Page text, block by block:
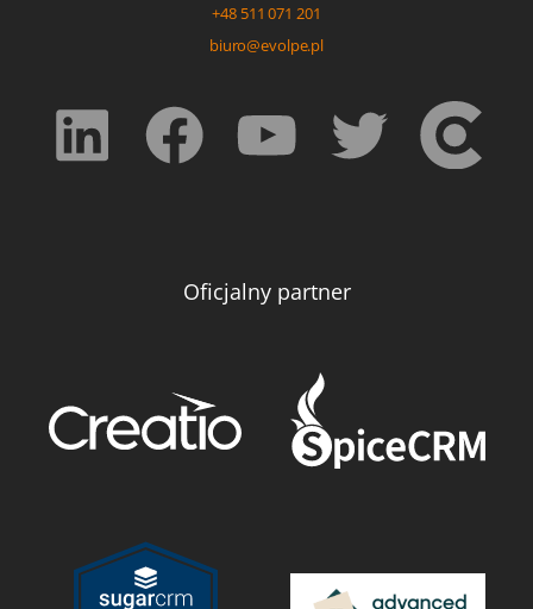
+48 511 071 201
biuro@evolpe.pl
Oficjalny partner